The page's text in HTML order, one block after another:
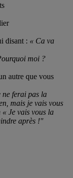
disant : « Ca va
moi ?
autre que vous
ne ferai pas la
mais je vais vous
« Je vais vous la
après !"